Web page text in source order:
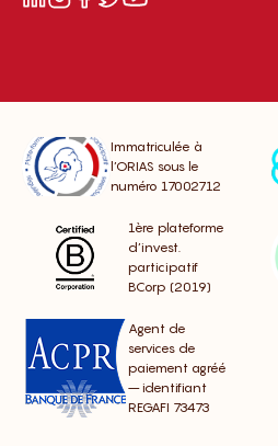
Immatriculée à
l’ORIAS sous le
numéro 17002712
1ère plateforme
d’invest.
participatif
BCorp (2019)
Agent de
services de
paiement agréé
– identifiant
REGAFI 73473